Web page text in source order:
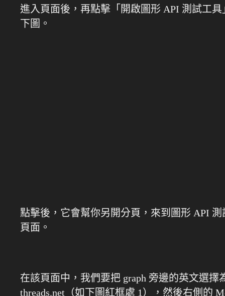
進入頁面後，再點擊「開啟圖形 API 測試工具
下圖。
點擊後，它會幫你另開分頁，來到圖形 API 測
頁面。
在該頁面中，我們要把 graph 旁邊的英文選擇
threads.net（如下圖紅框處 1），然後右側的